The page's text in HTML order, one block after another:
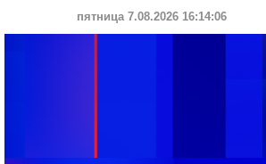
пятница 7.08.2026 16:14:07